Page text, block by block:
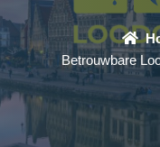
Betrouwbare